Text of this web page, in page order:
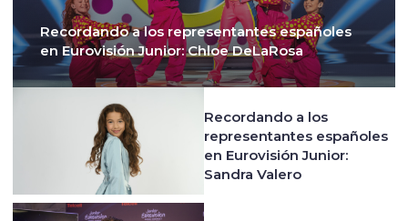
Recordando a los representantes españoles
en Eurovisión Junior: Chloe DeLaRosa
Recordando a los
representantes españoles
en Eurovisión Junior:
Sandra Valero